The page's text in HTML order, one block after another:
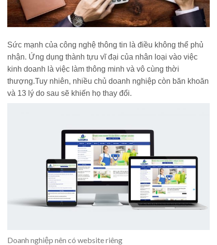
Sức mạnh của công nghệ thông tin là điều không thể phủ
nhận. Ứng dụng thành tựu vĩ đại của nhân loại vào việc
kinh doanh là việc làm thông minh và vô cùng thời
thượng.Tuy nhiên, nhiều chủ doanh nghiệp còn băn khoăn
và 13 lý do sau sẽ khiến họ thay đổi.
Doanh nghiệp nên có website riêng